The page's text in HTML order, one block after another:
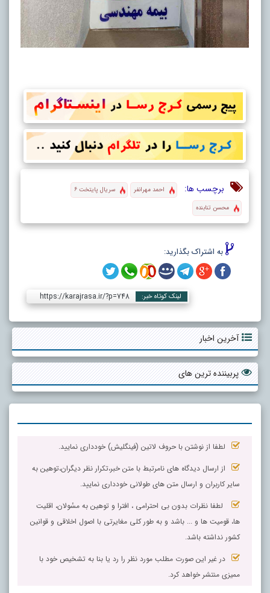
برچسب ها: احمد مهرانفر
سریال پایتخت ۶
محسن تنابنده
به اشتراک بگذارید:
لینک کوتاه خبر: https://karajrasa.ir/?p=748
آخرین اخبار
پربیننده ترین های
لطفا از نوشتن با حروف لاتین (فینگلیش) خودداری نمایید.
از ارسال دیدگاه های نامرتبط با متن خبر،تکرار نظر دیگران،توهین به
سایر کاربران و ارسال متن های طولانی خودداری نمایید.
لطفا نظرات بدون بی احترامی ، افترا و توهین به مسٔولان، اقلیت
ها، قومیت ها و ... باشد و به طور کلی مغایرتی با اصول اخلاقی و قوانین
کشور نداشته باشد.
در غیر این صورت مطلب مورد نظر را رد یا بنا به تشخیص خود با
ممیزی منتشر خواهد کرد.